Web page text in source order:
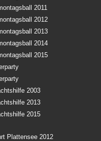
2011
2012
2013
2014
2015
2003
2013
2015
Plattensee 2012